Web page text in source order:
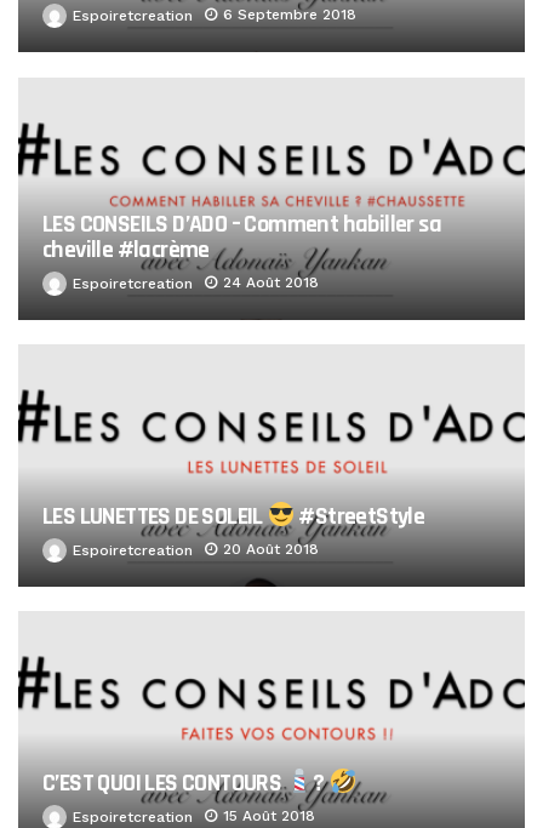
Espoiretcreation 6 Septembre 2018
LES CONSEILS D’ADO – Comment habiller sa
cheville #lacrème
Espoiretcreation 24 Août 2018
LES LUNETTES DE SOLEIL #StreetStyle
Espoiretcreation 20 Août 2018
C’EST QUOI LES CONTOURS ?
Espoiretcreation 15 Août 2018